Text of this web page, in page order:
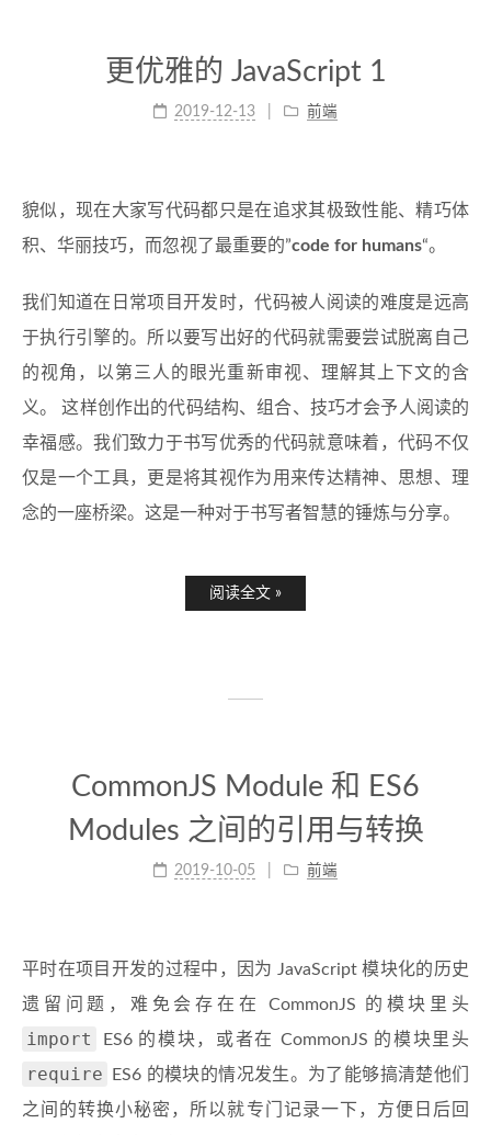
更优雅的 JavaScript 1
2019-12-13 前端
貌似，现在大家写代码都只是在追求其极致性能、精巧体
积、华丽技巧，而忽视了最重要的”code for humans“。
我们知道在日常项目开发时，代码被人阅读的难度是远高
于执行引擎的。所以要写出好的代码就需要尝试脱离自己
的视角，以第三人的眼光重新审视、理解其上下文的含
义。 这样创作出的代码结构、组合、技巧才会予人阅读的
幸福感。我们致力于书写优秀的代码就意味着，代码不仅
仅是一个工具，更是将其视作为用来传达精神、思想、理
念的一座桥梁。这是一种对于书写者智慧的锤炼与分享。
阅读全文 »
CommonJS Module 和 ES6
Modules 之间的引用与转换
2019-10-05 前端
平时在项目开发的过程中，因为 JavaScript 模块化的历史
遗留问题，难免会存在在 CommonJS 的模块里头
import ES6 的模块，或者在 CommonJS 的模块里头
require
ES6 的模块的情况发生。为了能够搞清楚他们
之间的转换小秘密，所以就专门记录一下，方便日后回